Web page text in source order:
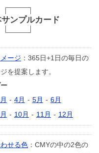
ンプルカード
ージ ：365日+1日の毎日の
を提案します。
- 4月 - 5月 - 6月
- 10月 - 11月 - 12月
せる色 ：CMYの中の2色の